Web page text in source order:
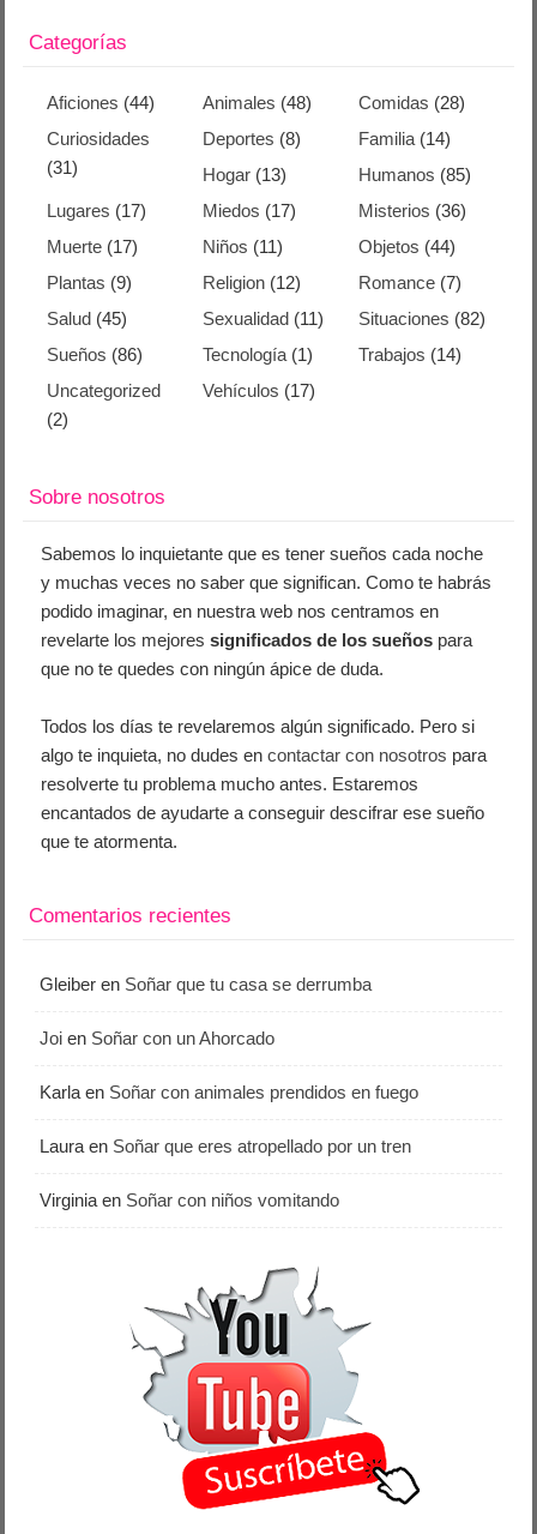
Categorías
Aficiones (44) Animales (48) Comidas (28)
Curiosidades
(31)
Deportes (8) Familia(14)
Hogar (13) Humanos (85)
Lugares (17) Miedos (17) Misterios (36)
Muerte (17) Niños (11) Objetos (44)
Plantas (9) Religion (12) Romance(7)
Salud (45) Sexualidad (11) Situaciones (82)
Sueños (86) Tecnología (1) Trabajos (14)
Uncategorized
(2)
Vehículos (17)
Sobre nosotros
Sabemos lo inquietante que es tener sueños cada noche
y muchas veces no saber que significan. Como te habrás
podido imaginar, en nuestra web nos centramos en
revelarte los mejoressignificados de los sueños para
que no te quedes con ningún ápice de duda.
Todos los días te revelaremos algún significado. Pero si
algo te inquieta, no dudes encontactar con nosotros para
resolverte tu problema mucho antes. Estaremos
encantados de ayudarte a conseguir descifrar ese sueño
que te atormenta.
Comentarios recientes
Gleiber en Soñar que tu casa se derrumba
Joi en Soñar con un Ahorcado
Karla en Soñar con animales prendidos en fuego
Laura en Soñar que eres atropellado por un tren
Virginia en Soñar con niños vomitando